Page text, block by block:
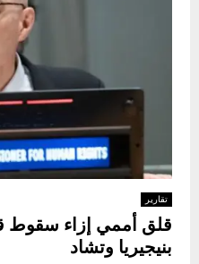
تقارير
قلق أممي إزاء سقوط
بنيجيريا وتشاد